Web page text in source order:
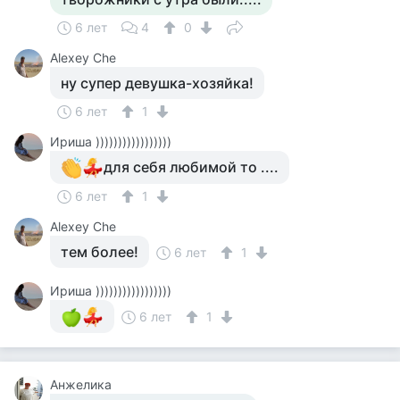
6 лет 4
0
Alexey Che
ну супер девушка-хозяйка!
6 лет
1
Ириша )))))))))))))))))
для себя любимой то ....
6 лет
1
Alexey Che
тем более! 6 лет 1
Ириша )))))))))))))))))
6 лет
1
Анжелика